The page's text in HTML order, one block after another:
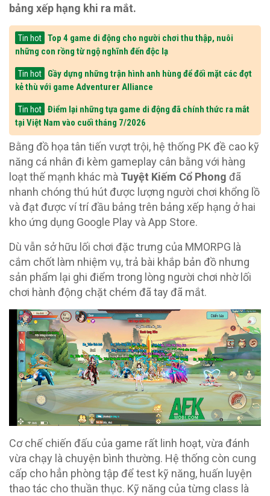
bảng xếp hạng khi ra mắt.
Tin hot
Top 4 game di động cho người chơi thu thập, nuôi
những con rồng từ ngộ nghĩnh đến độc lạ
Tin hot
Gầy dựng những trận hình anh hùng để đối mặt các đợt
kẻ thù với game Adventurer Alliance
Tin hot
Điểm lại những tựa game di động đã chính thức ra mắt
tại Việt Nam vào cuối tháng 7/2026
Bằng đồ họa tân tiến vượt trội, hệ thống PK đề cao kỹ
năng cá nhân đi kèm gameplay cân bằng với hàng
loạt thế mạnh khác mà Tuyệt Kiếm Cổ Phong đã
nhanh chóng thú hút được lượng người chơi khổng lồ
và đạt được ví trí đầu bảng trên bảng xếp hạng ở hai
kho ứng dụng Google Play và App Store.
Dù vẫn sở hữu lối chơi đặc trưng của MMORPG là
cắm chốt làm nhiệm vụ, trả bài khắp bản đồ nhưng
sản phẩm lại ghi điểm trong lòng người chơi nhờ lối
chơi hành động chặt chém đã tay đã mắt.
Cơ chế chiến đấu của game rất linh hoạt, vừa đánh
vừa chạy là chuyện bình thường. Hệ thống còn cung
cấp cho hẳn phòng tập để test kỹ năng, huấn luyện
thao tác cho thuần thục. Kỹ năng của từng class là